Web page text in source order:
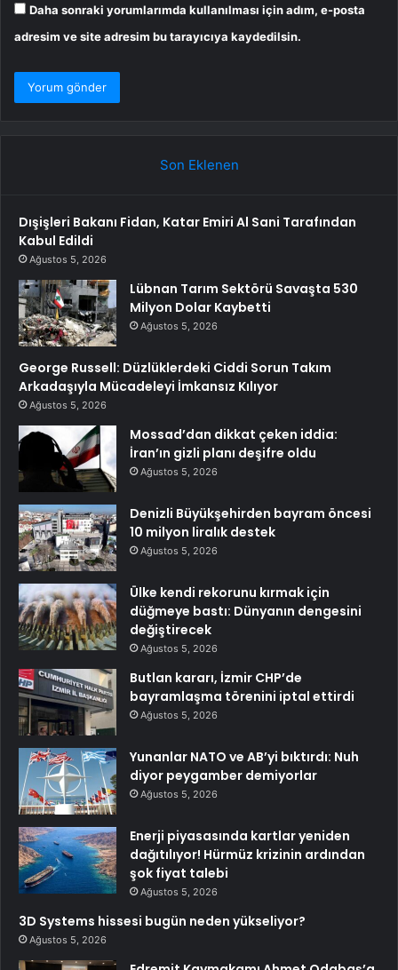
Daha sonraki yorumlarımda kullanılması için adım, e-posta
adresim ve site adresim bu tarayıcıya kaydedilsin.
Son Eklenen
Dışişleri Bakanı Fidan, Katar Emiri Al Sani Tarafından
Kabul Edildi
Ağustos 5, 2026
Lübnan Tarım Sektörü Savaşta 530
Milyon Dolar Kaybetti
Ağustos 5, 2026
George Russell: Düzlüklerdeki Ciddi Sorun Takım
Arkadaşıyla Mücadeleyi İmkansız Kılıyor
Ağustos 5, 2026
Mossad’dan dikkat çeken iddia:
İran’ın gizli planı deşifre oldu
Ağustos 5, 2026
Denizli Büyükşehirden bayram öncesi
10 milyon liralık destek
Ağustos 5, 2026
Ülke kendi rekorunu kırmak için
düğmeye bastı: Dünyanın dengesini
değiştirecek
Ağustos 5, 2026
Butlan kararı, İzmir CHP’de
bayramlaşma törenini iptal ettirdi
Ağustos 5, 2026
Yunanlar NATO ve AB’yi bıktırdı: Nuh
diyor peygamber demiyorlar
Ağustos 5, 2026
Enerji piyasasında kartlar yeniden
dağıtılıyor! Hürmüz krizinin ardından
şok fiyat talebi
Ağustos 5, 2026
3D Systems hissesi bugün neden yükseliyor?
Ağustos 5, 2026